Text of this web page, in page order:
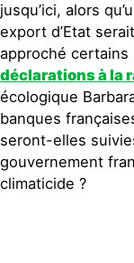
jusqu’ici, alors
export d’Etat
approché
déclarations à la
écologique
banques
seront-elles
gouvernement
climaticide ?